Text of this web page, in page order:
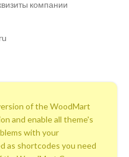
компании
of the WoodMart
and enable all theme's
with your
as shortcodes you need